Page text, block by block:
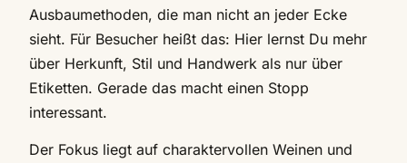
Ausbaumethoden, die man nicht an jeder Ecke
sieht. Für Besucher heißt das: Hier lernst Du mehr
über Herkunft, Stil und Handwerk als nur über
Etiketten. Gerade das macht einen Stopp
interessant.
Der Fokus liegt auf charaktervollen Weinen und